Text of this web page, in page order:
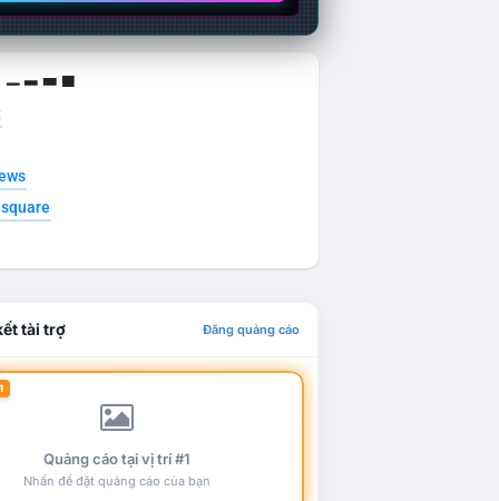
▁ ▂ ▃ ▄
tài trợ Đăng quảng cáo
Quảng cáo tại vị trí #1
Nhấn để đặt quảng cáo của bạn